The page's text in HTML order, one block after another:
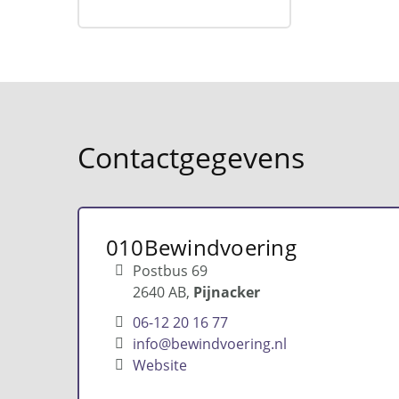
Contactgegevens
010Bewindvoering
Postbus 69
2640 AB Pijnacker
06-12 20 16 77
info@bewindvoering.nl
Website